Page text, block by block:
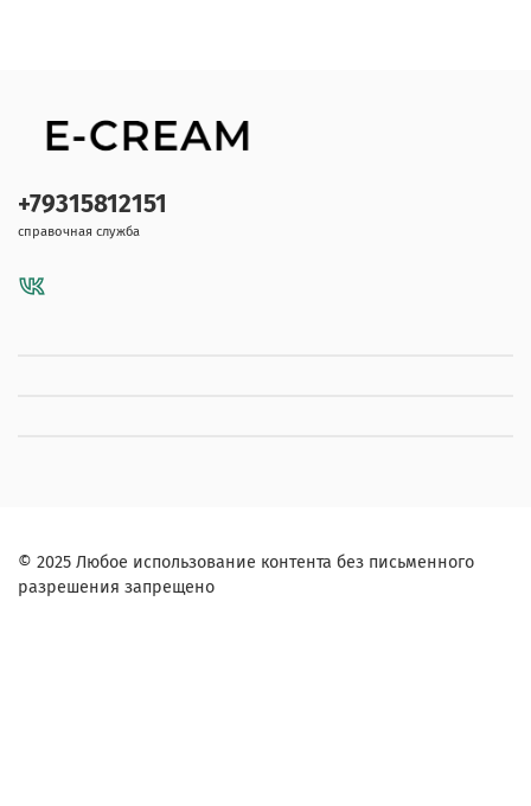
+79315812151
справочная служба
© 2025 Любое использование контента без письменного
разрешения запрещено